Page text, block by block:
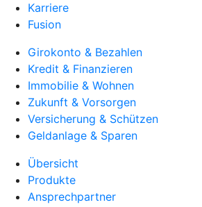
Karriere
Fusion
Girokonto & Bezahlen
Kredit & Finanzieren
Immobilie & Wohnen
Zukunft & Vorsorgen
Versicherung & Schützen
Geldanlage & Sparen
Übersicht
Produkte
Ansprechpartner